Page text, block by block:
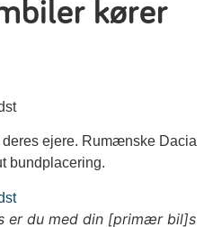
kører
ejere. Rumænske Dacia
bundplacering.
er du med din [primær bil]s